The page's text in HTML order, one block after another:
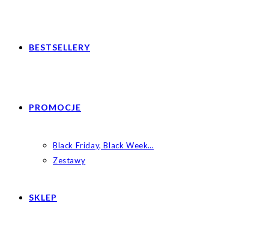
BESTSELLERY
PROMOCJE
Black Friday, Black Week…
Zestawy
SKLEP